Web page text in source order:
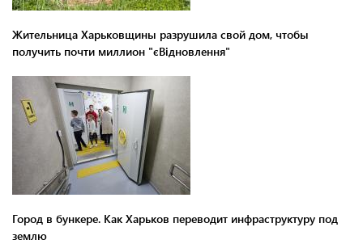
Жительница Харьковщины разрушила свой дом, чтобы
получить почти миллион "єВідновлення"
Город в бункере. Как Харьков переводит инфраструктуру под
землю